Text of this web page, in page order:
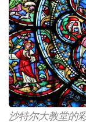
沙特尔大教堂的